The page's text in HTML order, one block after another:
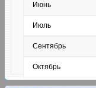
Июнь
Июль
Сентябрь
Октябрь